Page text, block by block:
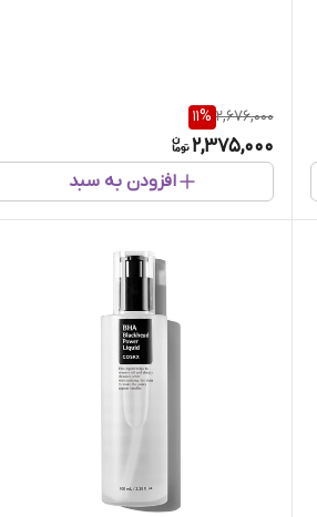
2,676,000
11%
2,375,000
افزودن به سبد